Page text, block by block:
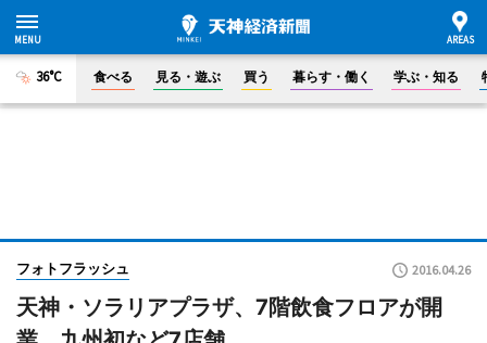
36°C 食べる 見る・遊ぶ 買う 暮らす・働く 学ぶ・知る
フォトフラッシュ 2016.04.26
天神・ソラリアプラザ、7階飲食フロアが開